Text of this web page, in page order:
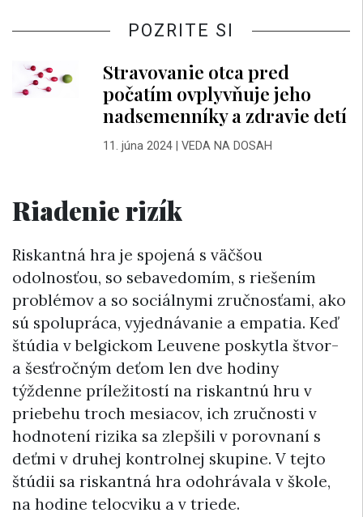
POZRITE SI
Stravovanie otca pred
počatím ovplyvňuje jeho
nadsemenníky a zdravie detí
11. júna 2024| VEDA NA DOSAH
Riadenie rizík
Riskantná hra je spojená s väčšou
odolnosťou, so sebavedomím, s riešením
problémov a so sociálnymi zručnosťami, ako
sú spolupráca, vyjednávanie a empatia. Keď
štúdia v belgickom Leuvene poskytla štvor-
a šesťročným deťom len dve hodiny
týždenne príležitostí na riskantnú hru v
priebehu troch mesiacov, ich zručnosti v
hodnotení rizika sa zlepšili v porovnaní s
deťmi v druhej kontrolnej skupine. V tejto
štúdii sa riskantná hra odohrávala v škole,
na hodine telocviku a v triede.